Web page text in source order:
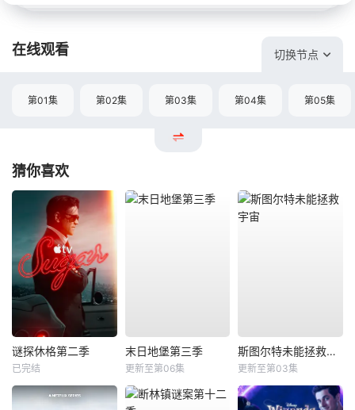
在线观看 切换节点
第01集 第02集 第03集 第04集 第05集
猜你喜欢
谜探休格第二季
已完结
末日地堡第三季
更新至第06集
斯图尔特未能拯救宇宙
更新至第03集